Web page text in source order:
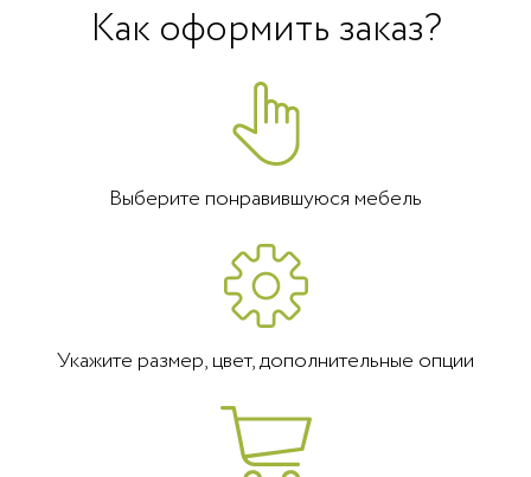
Как оформить заказ?
Выберите понравившуюся мебель
Укажите размер, цвет, дополнительные опции